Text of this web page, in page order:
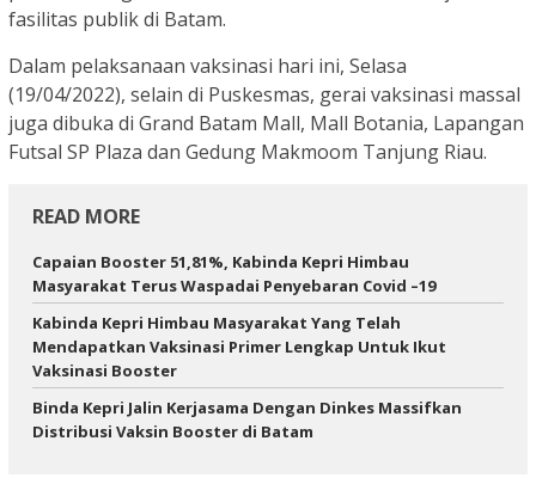
fasilitas publik di Batam.
Dalam pelaksanaan vaksinasi hari ini, Selasa
(19/04/2022), selain di Puskesmas, gerai vaksinasi massal
juga dibuka di Grand Batam Mall, Mall Botania, Lapangan
Futsal SP Plaza dan Gedung Makmoom Tanjung Riau.
READ MORE
Capaian Booster 51,81%, Kabinda Kepri Himbau
Masyarakat Terus Waspadai Penyebaran Covid –19
Kabinda Kepri Himbau Masyarakat Yang Telah
Mendapatkan Vaksinasi Primer Lengkap Untuk Ikut
Vaksinasi Booster
Binda Kepri Jalin Kerjasama Dengan Dinkes Massifkan
Distribusi Vaksin Booster di Batam